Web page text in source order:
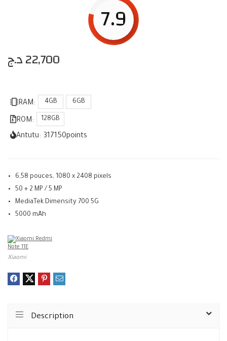
7.9
22,700د.ج
RAM: 4GB 6GB
ROM: 128GB
Antutu: 317150points
6,58 pouces, 1080 x 2408 pixels
50 + 2 MP / 5 MP
MediaTek Dimensity 700 5G
5000 mAh
Xiaomi
Description